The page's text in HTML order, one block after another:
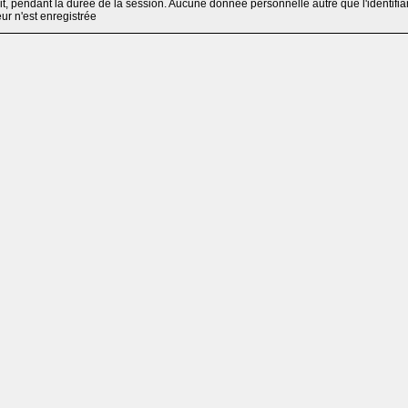
pendant la durée de la session. Aucune donnée personnelle autre que
n'est enregistrée